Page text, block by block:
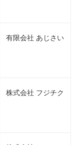
有限会社 あじさい
株式会社 フジチク